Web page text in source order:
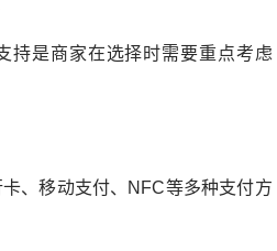
持是商家在选择时需要重点考虑
、移动支付、NFC等多种支付方